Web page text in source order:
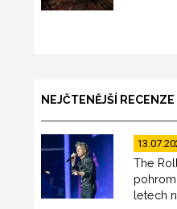
NEJČTENĚJŠÍ RECENZE
The
letech